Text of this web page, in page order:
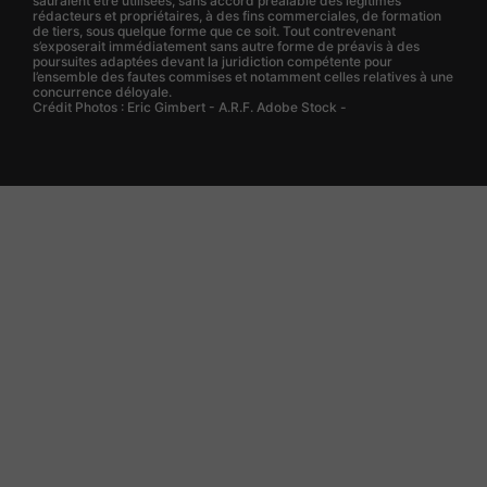
rédacteurs et propriétaires, à des fins commerciales, de formation
de tiers, sous quelque forme que ce soit. Tout contrevenant
s’exposerait immédiatement sans autre forme de préavis à des
poursuites adaptées devant la juridiction compétente pour
l’ensemble des fautes commises et notamment celles relatives à une
concurrence déloyale.
Crédit Photos : Eric Gimbert - A.R.F. Adobe Stock -